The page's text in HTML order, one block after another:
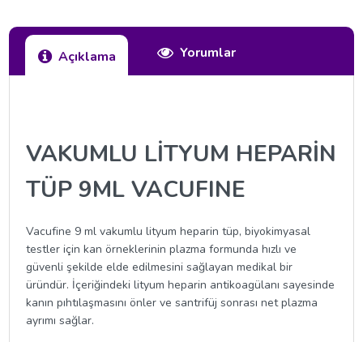
Açıklama Yorumlar
VAKUMLU LİTYUM HEPARİN
TÜP 9ML VACUFINE
Vacufine 9 ml vakumlu lityum heparin tüp, biyokimyasal
testler için kan örneklerinin plazma formunda hızlı ve
güvenli şekilde elde edilmesini sağlayan medikal bir
üründür. İçeriğindeki lityum heparin antikoagülanı sayesinde
kanın pıhtılaşmasını önler ve santrifüj sonrası net plazma
ayrımı sağlar.